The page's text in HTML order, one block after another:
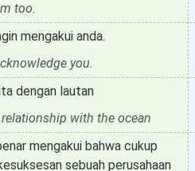
too.
mengakui anda.
you.
dengan lautan
with the ocean
mengakui bahwa cukup
sebuah perusahaan